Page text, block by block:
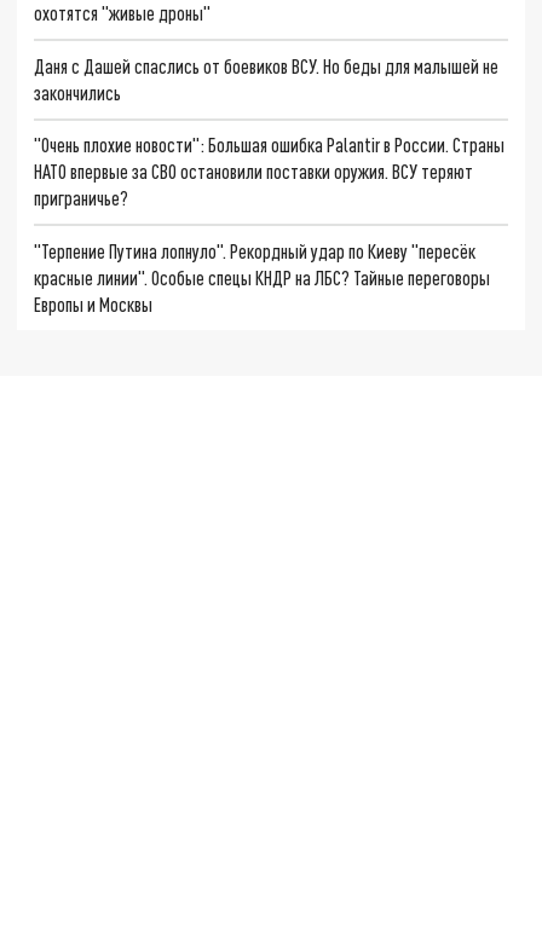
охотятся "живые дроны"
Даня с Дашей спаслись от боевиков ВСУ. Но беды для малышей не
закончились
"Очень плохие новости": Большая ошибка Palantir в России. Страны
НАТО впервые за СВО остановили поставки оружия. ВСУ теряют
приграничье?
"Терпение Путина лопнуло". Рекордный удар по Киеву "пересёк
красные линии". Особые спецы КНДР на ЛБС? Тайные переговоры
Европы и Москвы